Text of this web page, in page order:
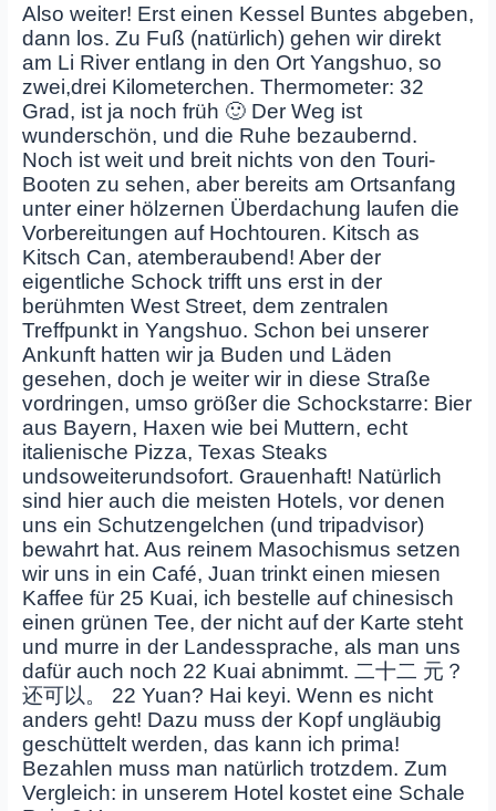
Also weiter! Erst einen Kessel Buntes abgeben,
dann los. Zu Fuß (natürlich) gehen wir direkt
am Li River entlang in den Ort Yangshuo, so
zwei,drei Kilometerchen. Thermometer: 32
Grad, ist ja noch früh 🙂 Der Weg ist
wunderschön, und die Ruhe bezaubernd.
Noch ist weit und breit nichts von den Touri-
Booten zu sehen, aber bereits am Ortsanfang
unter einer hölzernen Überdachung laufen die
Vorbereitungen auf Hochtouren. Kitsch as
Kitsch Can, atemberaubend! Aber der
eigentliche Schock trifft uns erst in der
berühmten West Street, dem zentralen
Treffpunkt in Yangshuo. Schon bei unserer
Ankunft hatten wir ja Buden und Läden
gesehen, doch je weiter wir in diese Straße
vordringen, umso größer die Schockstarre: Bier
aus Bayern, Haxen wie bei Muttern, echt
italienische Pizza, Texas Steaks
undsoweiterundsofort. Grauenhaft! Natürlich
sind hier auch die meisten Hotels, vor denen
uns ein Schutzengelchen (und tripadvisor)
bewahrt hat. Aus reinem Masochismus setzen
wir uns in ein Café, Juan trinkt einen miesen
Kaffee für 25 Kuai, ich bestelle auf chinesisch
einen grünen Tee, der nicht auf der Karte steht
und murre in der Landessprache, als man uns
dafür auch noch 22 Kuai abnimmt. 二十二 元？
还可以。 22 Yuan? Hai keyi. Wenn es nicht
anders geht! Dazu muss der Kopf ungläubig
geschüttelt werden, das kann ich prima!
Bezahlen muss man natürlich trotzdem. Zum
Vergleich: in unserem Hotel kostet eine Schale